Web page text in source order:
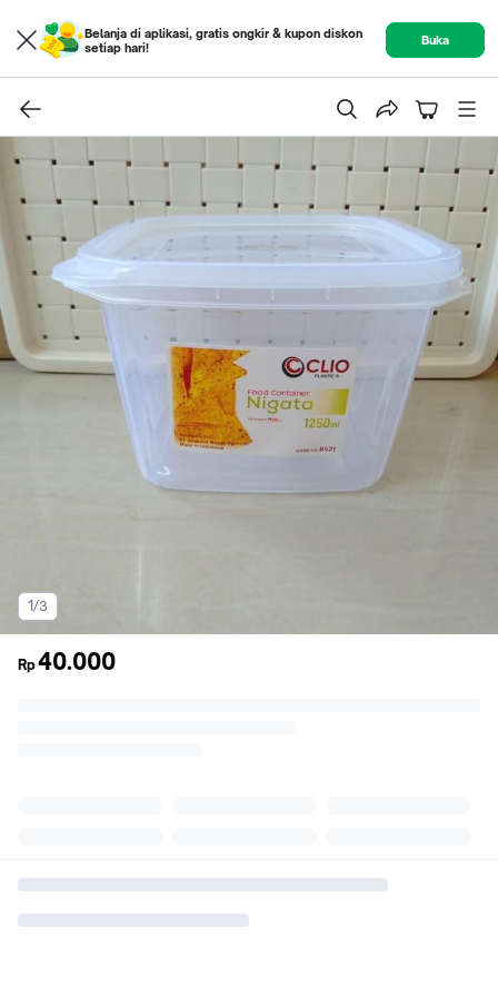
Belanja di aplikasi, gratis ongkir & kupon diskon
setiap hari!
Buka
1/3
Rp40.000